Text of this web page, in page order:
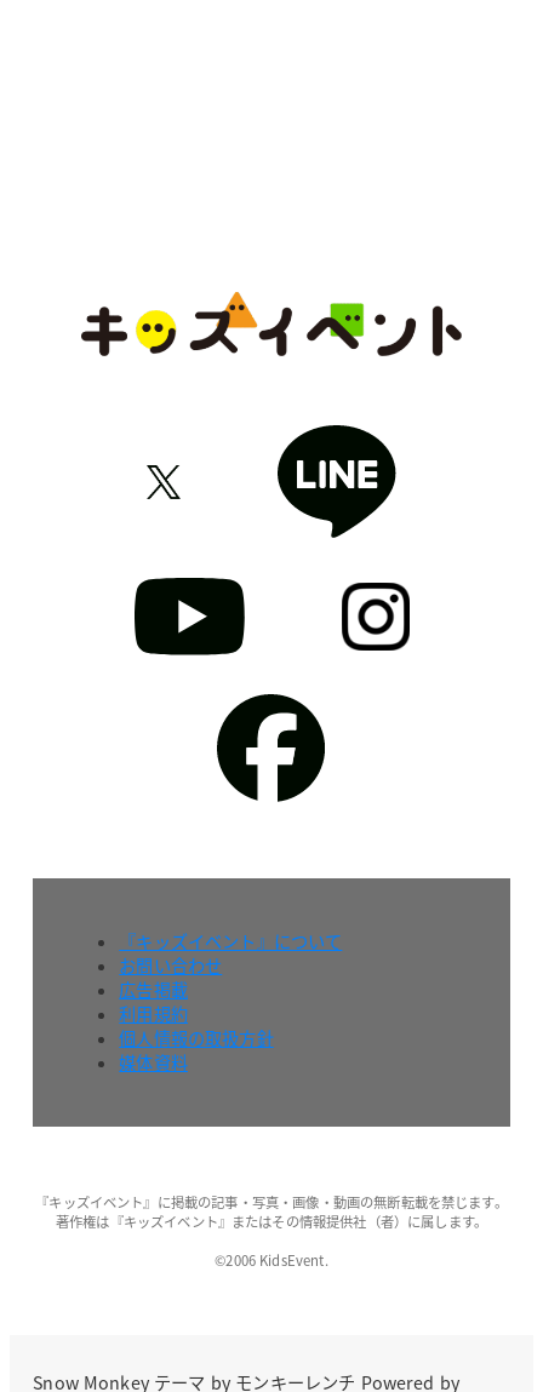
『キッズイベント』について
お問い合わせ
広告掲載
利用規約
個人情報の取扱方針
媒体資料
『キッズイベント』に掲載の記事・写真・画像・動画の無断転載を禁じます。
著作権は『キッズイベント』またはその情報提供社（者）に属します。
©2006 KidsEvent.
Snow Monkeyテーマ by モンキーレンチ Powered by